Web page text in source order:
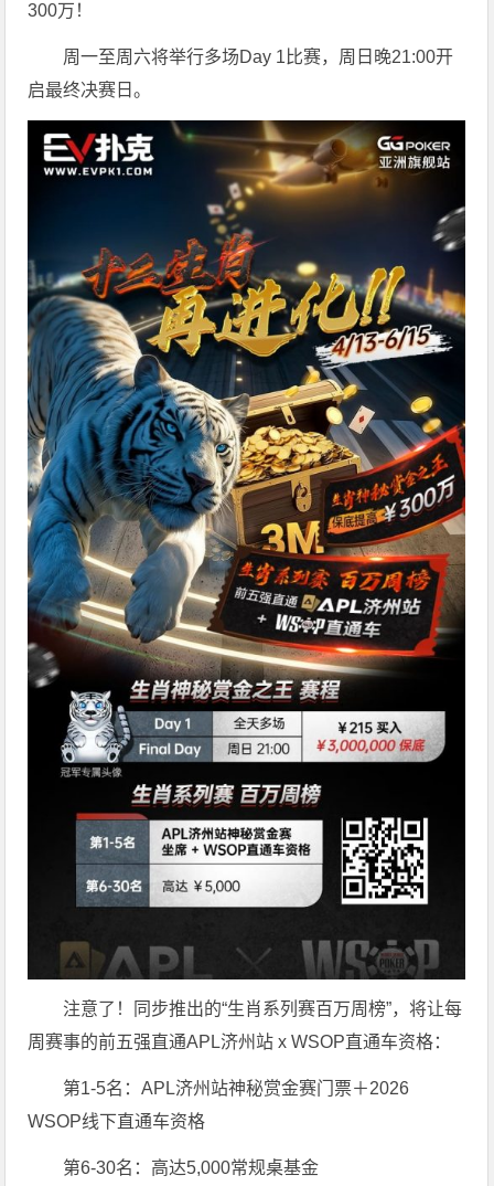
300万！
周一至周六将举行多场Day 1比赛，周日晚21:00开
启最终决赛日。
注意了！同步推出的“生肖系列赛百万周榜”，将让每
周赛事的前五强直通APL济州站 x WSOP直通车资格：
第1-5名：APL济州站神秘赏金赛门票＋2026
WSOP线下直通车资格
第6-30名：高达5,000常规桌基金